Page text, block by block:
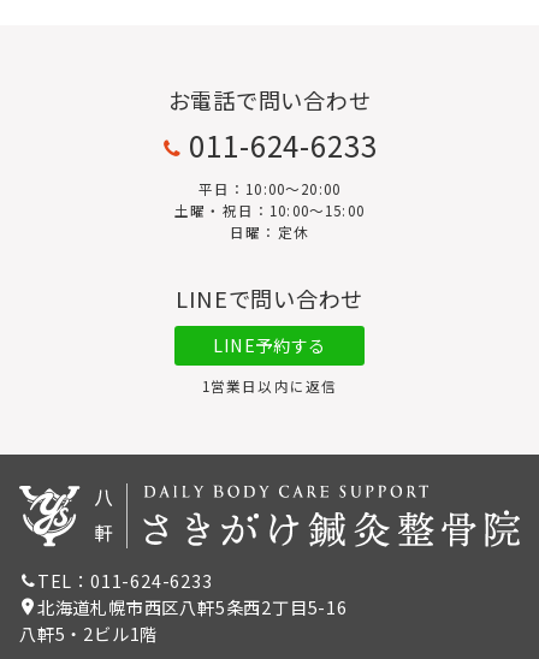
お電話で問い合わせ
011-624-6233
平日：10:00〜20:00
土曜・祝日：10:00～15:00
日曜：定休
LINEで問い合わせ
LINE予約する
1営業日以内に返信
TEL：011-624-6233
北海道札幌市西区八軒5条西2丁目5-16
八軒5・2ビル1階